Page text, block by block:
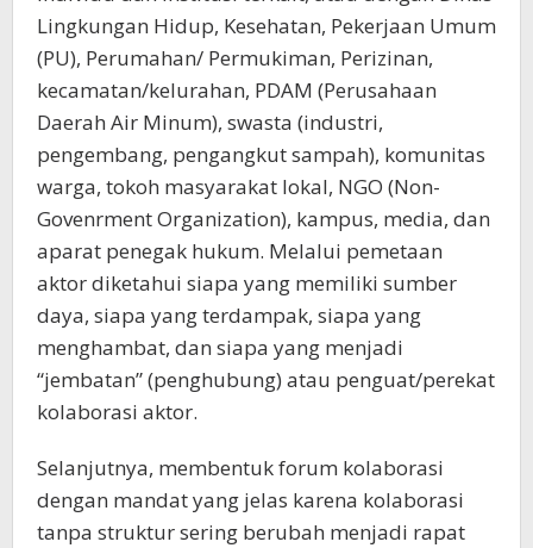
Lingkungan Hidup, Kesehatan, Pekerjaan Umum
(PU), Perumahan/ Permukiman, Perizinan,
kecamatan/kelurahan, PDAM (Perusahaan
Daerah Air Minum), swasta (industri,
pengembang, pengangkut sampah), komunitas
warga, tokoh masyarakat lokal, NGO (Non-
Govenrment Organization), kampus, media, dan
aparat penegak hukum. Melalui pemetaan
aktor diketahui siapa yang memiliki sumber
daya, siapa yang terdampak, siapa yang
menghambat, dan siapa yang menjadi
“jembatan” (penghubung) atau penguat/perekat
kolaborasi aktor.
Selanjutnya, membentuk forum kolaborasi
dengan mandat yang jelas karena kolaborasi
tanpa struktur sering berubah menjadi rapat